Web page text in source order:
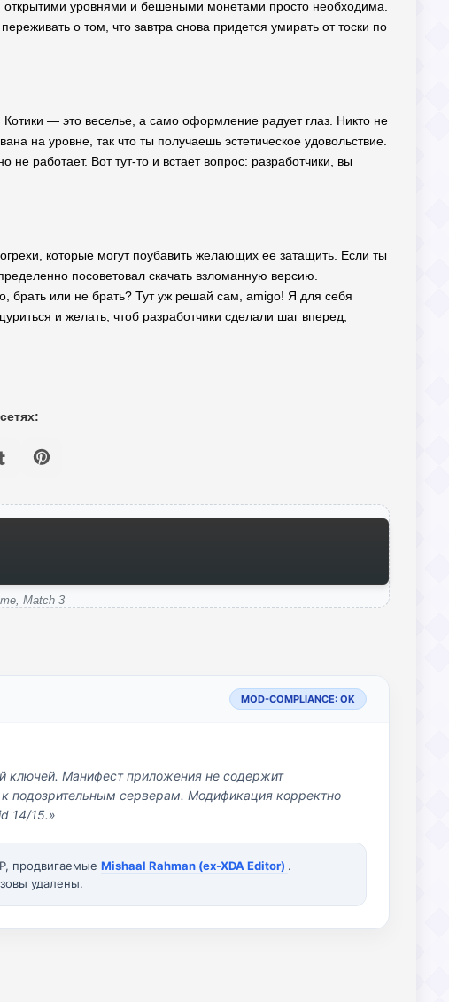
уровнями и бешеными монетами просто необходима.
о том, что завтра снова придется умирать от тоски по
— это веселье, а само оформление радует глаз. Никто не
на уровне, так что ты получаешь эстетическое удовольствие.
работает. Вот тут-то и встает вопрос: разработчики, вы
которые могут поубавить желающих ее затащить. Если ты
посоветовал скачать взломанную версию.
брать или не брать? Тут уж решай сам, amigo! Я для себя
и желать, чтоб разработчики сделали шаг вперед,
Match 3
MOD-COMPLIANCE: OK
ключей. Манифест приложения не содержит
подозрительным серверам. Модификация корректно
14/15.»
продвигаемые Mishaal Rahman (ex-XDA Editor) .
удалены.